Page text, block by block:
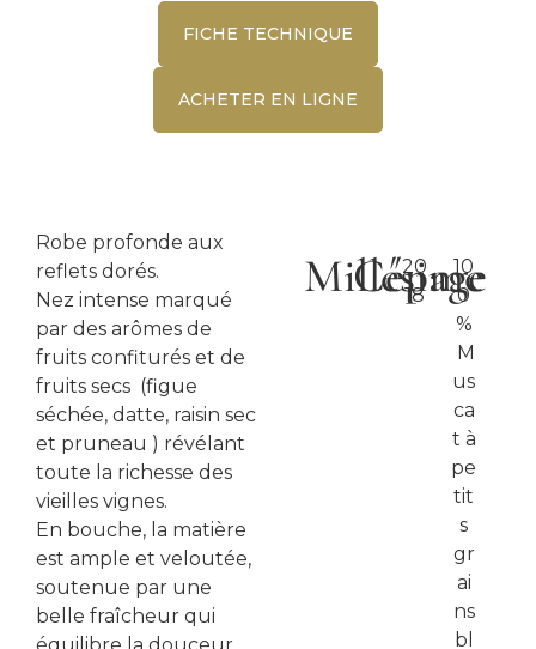
FICHE TECHNIQUE
ACHETER EN LIGNE
Robe profonde aux
reflets dorés.
Nez intense marqué
par des arômes de
fruits confiturés et de
fruits secs (figue
séchée, datte, raisin sec
et pruneau ) révélant
toute la richesse des
vieilles vignes.
En bouche, la matière
est ample et veloutée,
soutenue par une
belle fraîcheur qui
équilibre la douceur
Millésime
Cépage
20
18
10
0
%
M
us
ca
t à
pe
tit
s
gr
ai
ns
bl